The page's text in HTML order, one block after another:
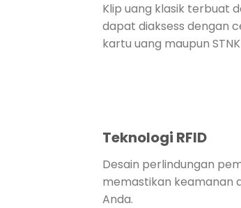
Klip uang klasik terbuat
dapat diaksess dengan
kartu uang maupun
Teknologi RFID
Desain perlindungan
memastikan keamanan
Anda.